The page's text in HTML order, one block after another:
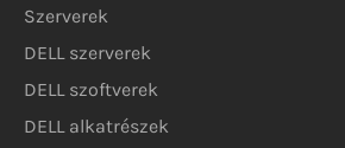
Szerverek
DELL szerverek
DELL szoftverek
DELL alkatrészek